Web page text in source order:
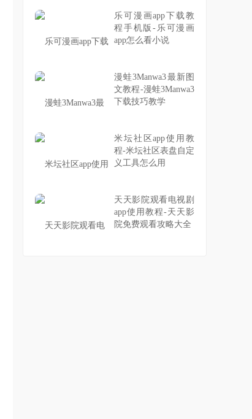
乐可漫画app下载教
程手机版-乐可漫画
app怎么看小说
漫蛙3Manwa3最新图
文教程-漫蛙3Manwa3
下载技巧教学
米坛社区app使用教
程-米坛社区表盘自定
义工具怎么用
天天影院观看电视剧
app使用教程-天天影
院免费观看攻略大全